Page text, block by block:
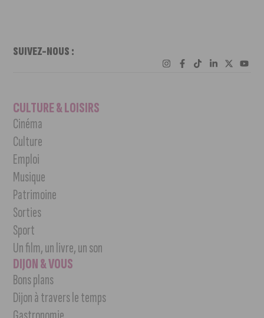
SUIVEZ-NOUS :
CULTURE & LOISIRS
Cinéma
Culture
Emploi
Musique
Patrimoine
Sorties
Sport
Un film, un livre, un son
DIJON & VOUS
Bons plans
Dijon à travers le temps